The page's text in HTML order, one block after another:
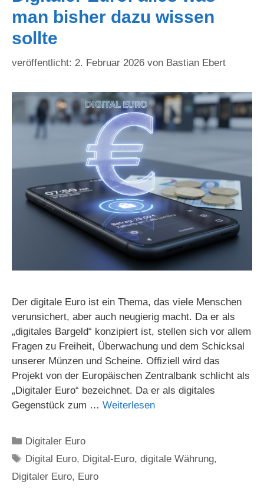
man bisher dazu wissen
sollte
2. Februar 2026 von Bastian Ebert
Der digitale Euro ist ein Thema, das viele Menschen
verunsichert, aber auch neugierig macht. Da er als
„digitales Bargeld“ konzipiert ist, stellen sich vor allem
Fragen zu Freiheit, Überwachung und dem Schicksal
unserer Münzen und Scheine. Offiziell wird das
Projekt von der Europäischen Zentralbank schlicht als
„Digitaler Euro“ bezeichnet. Da er als digitales
Gegenstück zum … Weiterlesen
Kategorien
Digitaler Euro
Schlagwörter
Digital Euro, Digital-Euro,digitale Währung,
Digitaler Euro, Euro